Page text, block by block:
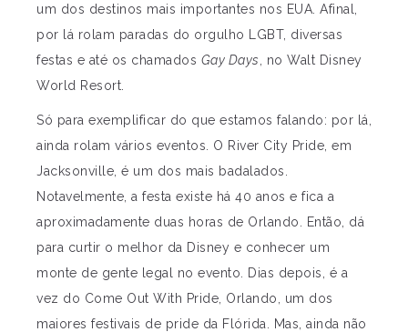
um dos destinos mais importantes nos EUA. Afinal,
por lá rolam paradas do orgulho LGBT, diversas
festas e até os chamados Gay Days , no Walt Disney
World Resort.
Só para exemplificar do que estamos falando: por lá,
ainda rolam vários eventos. O River City Pride, em
Jacksonville, é um dos mais badalados.
Notavelmente, a festa existe há 40 anos e fica a
aproximadamente duas horas de Orlando. Então, dá
para curtir o melhor da Disney e conhecer um
monte de gente legal no evento. Dias depois, é a
vez do Come Out With Pride, Orlando, um dos
maiores festivais de pride da Flórida. Mas, ainda não